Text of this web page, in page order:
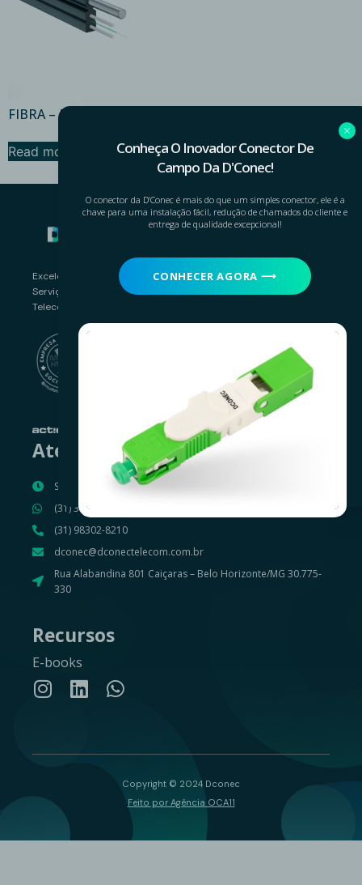
FIBRA – DROP FLAT
Read more
Excelência em Produtos e
Serviços para o Mercado
Telecom Brasileiro.
Navegue
Nossos produtos
Contato
Atendimento
Segunda á Sexta – Das 08:00 às 18:00
(31) 3181-3512
(31) 98302-8210
dconec@dconectelecom.com.br
Rua Alabandina 801 Caiçaras – Belo Horizonte/MG 30.775-
330
Recursos
E-books
Copyright © 2024 Dconec
Feito por Agência OCA11
Conheça O Inovador Conector De
Campo Da D'Conec!
O conector da D’Conec é mais do que um simples conector, ele é a
chave para uma instalação fácil, redução de chamados do cliente e
entrega de qualidade excepcional!
CONHECER AGORA ⟶